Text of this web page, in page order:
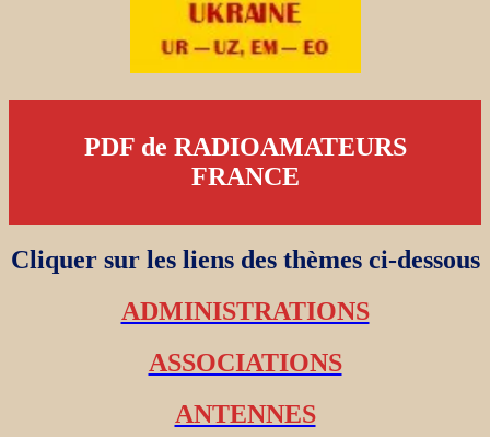
PDF de RADIOAMATEURS
FRANCE
Cliquer sur les liens des thèmes ci-dessous
ADMINISTRATIONS
ASSOCIATIONS
ANTENNES